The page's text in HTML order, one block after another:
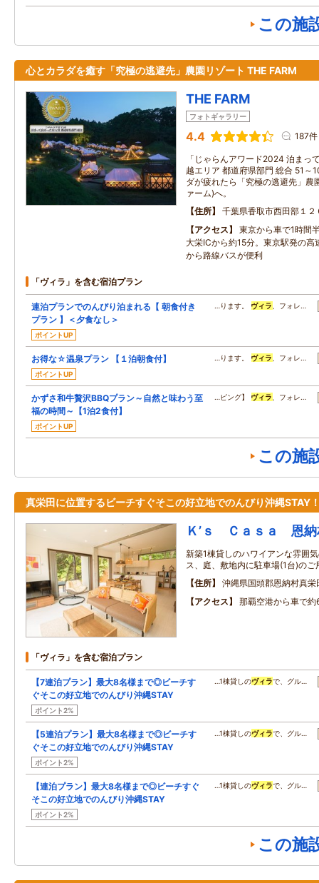
この施
心とカラダを癒す「究極の逃避先」農園リゾート THE FARM
THE FARM
フォトギャラリー
4.4 187件
「じゃらんアワード2024 泊まっ
越エリア 都道府県部門 総合 51～
ダが疲れたら「究極の逃避先」農
ァーム)へ。
住所
千葉県香取市西田部１２
アクセス
東京から車で1時間
大栄ICから約15分。東京駅発の高
から路線バスが便利
「ヴィラ」を含む宿泊プラン
連泊プランでのんびり泊まれる【 朝食付き
プラン 】＜夕食なし＞
ポイントUP
…ります。 ヴィラ 、フォレ…
お得な☆温泉プラン 【１泊朝食付】
ポイントUP
…ります。 ヴィラ 、フォレ…
かずさ和牛贅沢BBQプラン～自然と味わう至
福の時間～【1泊2食付】
ポイントUP
…ピング】 ヴィラ 、フォレ…
この施
真栄田に位置するビーチすぐそこの好立地でのんびり沖縄STAY
Ｋ’ｓ Ｃａｓａ 恩納
新築1棟貸しのハワイアンな雰囲
ス、庭、敷地内に駐車場(1台)の
住所
沖縄県国頭郡恩納村真
アクセス
那覇空港から車で約
「ヴィラ」を含む宿泊プラン
【7連泊プラン】最大8名様まで◎ビーチす
ぐそこの好立地でのんびり沖縄STAY
ポイント2%
…1棟貸しのヴィラで、グル…
【5連泊プラン】最大8名様まで◎ビーチす
ぐそこの好立地でのんびり沖縄STAY
ポイント2%
…1棟貸しのヴィラで、グル…
【連泊プラン】最大8名様まで◎ビーチすぐ
そこの好立地でのんびり沖縄STAY
ポイント2%
…1棟貸しのヴィラで、グル…
この施